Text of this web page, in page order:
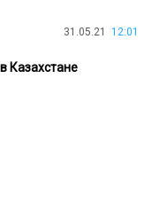
31.05.21 12:01
Казахстане